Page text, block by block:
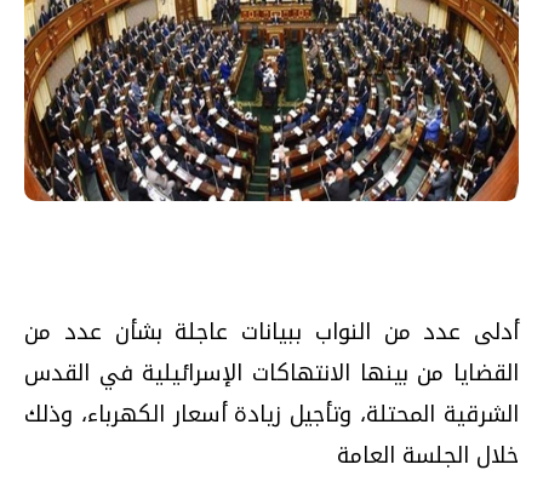
أدلى عدد من النواب ببيانات عاجلة بشأن عدد من
القضايا من بينها الانتهاكات الإسرائيلية في القدس
الشرقية المحتلة، وتأجيل زيادة أسعار الكهرباء، وذلك
خلال الجلسة العامة